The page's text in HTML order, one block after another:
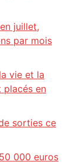
juillet,
par mois
vie et la
placés en
sorties ce
000 euros